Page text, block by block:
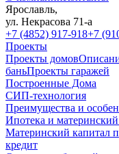
Ярославль,
ул. Некрасова 71-а
+7 (4852) 917-918+7
Проекты
Проекты домов
баньПроекты гаражей
Построенные Дома
СИП-технология
Преимущества и
Ипотека и
Материнский капитал
кредит